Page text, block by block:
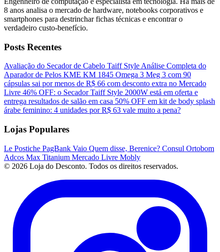
8 anos analisa o mercado de hardware, notebooks corporativos e
smartphones para destrinchar fichas técnicas e encontrar o
verdadeiro custo-benefício.
Posts Recentes
Avaliação do Secador de Cabelo Taiff StyleAnálise Completa do
Aparador de Pelos KME KM 1845 Omega 3 Meg 3 com 90
cápsulas sai por menos de R$ 66 com desconto extra no Mercado
Livre 46% OFF: o Secador Taiff Style 2000W está em oferta e
entrega resultados de salão em casa 50% OFF em kit de body splash
árabe feminino: 4 unidades por R$ 63 vale muito a pena?
Lojas Populares
Le Postiche PagBank Vaio Quem disse, Berenice? Consul Ortobom
Adcos Max Titanium Mercado Livre Mobly
© 2026 Loja do Desconto. Todos os direitos reservados.